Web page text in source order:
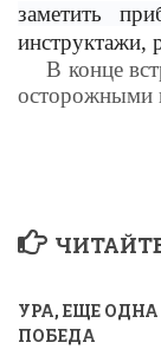
заметить
инструктажи,
В конце
осторожными
УРА, ЕЩЕ ОДНА
ПОБЕДА